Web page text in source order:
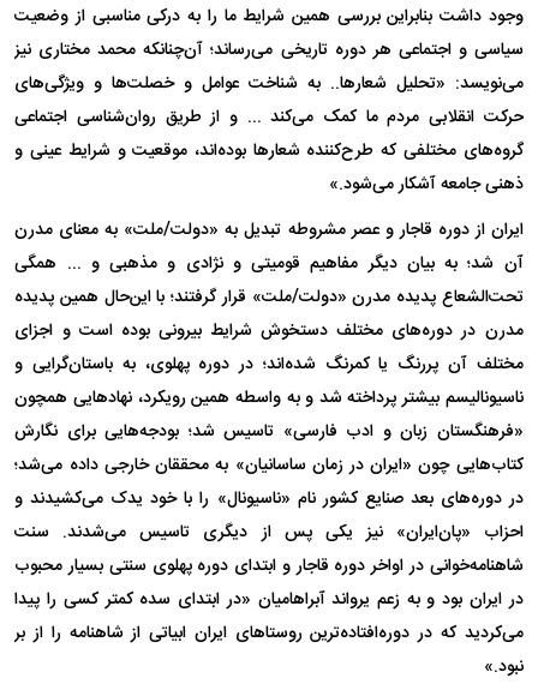
وجود داشت بنابراین بررسی همین شرایط ما را به درکی مناسبی از وضعیت
سیاسی و اجتماعی هر دوره تاریخی می‌رساند؛ آن‌چنانکه محمد مختاری نیز
می‌نویسد: «تحلیل شعارها.. به شناخت عوامل و خصلت‌ها و ویژگی‌های
حرکت انقلابی مردم ما کمک می‌کند ... و از طریق روان‌شناسی اجتماعی
گروه‌های مختلفی که طرح‌کننده شعار‌ها بوده‌اند، موقعیت و شرایط عینی و
ذهنی جامعه آشکار می‌شود.»
ایران از دوره قاجار و عصر مشروطه تبدیل به «دولت/ملت» به معنای مدرن
آن شد؛ به بیان دیگر مفاهیم قومیتی و نژادی و مذهبی و ... همگی
تحت‌الشعاع پدیده مدرن «دولت/ملت» قرار گرفتند؛ با این‌حال همین پدیده
مدرن در دوره‌های مختلف دستخوش شرایط بیرونی بوده است و اجزای
مختلف آن پررنگ یا کمرنگ شده‌اند؛ در دوره پهلوی، به باستان‌گرایی و
ناسیونالیسم بیشتر پرداخته شد و به واسطه همین رویکرد، نهادهایی همچون
«فرهنگستان زبان و ادب فارسی» تاسیس شد؛ بودجه‌هایی برای نگارش
کتاب‌هایی چون «ایران در زمان ساسانیان» به محققان خارجی داده می‌شد؛
در دوره‌های بعد صنایع کشور نام «ناسیونال» را با خود یدک می‌کشیدند و
احزاب «پان‌ایران» نیز یکی پس از دیگری تاسیس می‌شدند. سنت
شاهنامه‌خوانی در اواخر دوره قاجار و ابتدای دوره پهلوی سنتی بسیار محبوب
در ایران بود و به زعم یرواند آبراهامیان «در ابتدای سده کمتر کسی را پیدا
می‌کردید که در دوره‌افتاده‌ترین روستاهای ایران ابیاتی از شاهنامه را از بر
نبود.»